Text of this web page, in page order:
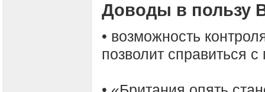
Доводы в пользу
• возможность
позволит справиться